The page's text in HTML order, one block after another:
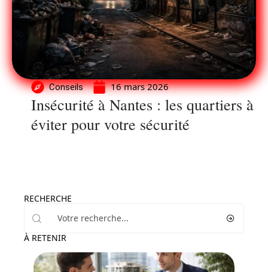
Conseils 16 mars 2026
Insécurité à Nantes : les quartiers à
éviter pour votre sécurité
RECHERCHE
À RETENIR